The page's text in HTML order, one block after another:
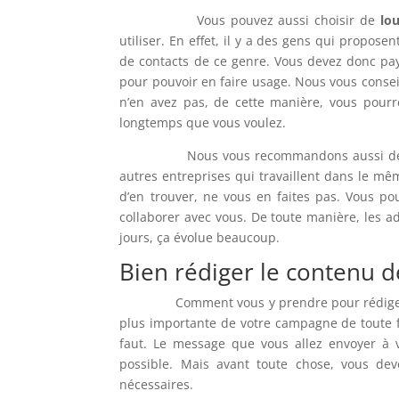
Vous pouvez aussi choisir de
utiliser. En effet, il y a des gens qui
de contacts de ce genre. Vous devez donc
pour pouvoir en faire usage. Nous vous
n’en avez pas, de cette manière, vous
longtemps que vous voulez.
Nous vous recommandons aussi de
autres entreprises qui travaillent dans le
d’en trouver, ne vous en faites pas. Vous
collaborer avec vous. De toute manière, les
jours, ça évolue beaucoup.
Bien rédiger le contenu
Comment vous y prendre pour rédiger le
plus importante de votre campagne de
faut. Le message que vous allez envoyer
possible. Mais avant toute chose, vous
nécessaires.